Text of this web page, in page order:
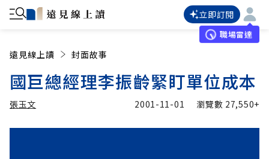
立即訂閱
職場雷達
遠見線上讀 封面故事
國巨總經理李振齡緊盯單位成本
張玉文 2001-11-01 瀏覽數 27,550+